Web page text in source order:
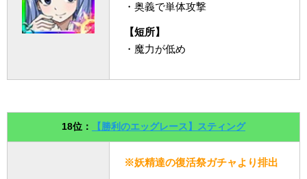
・奥義で単体攻撃
【短所】
・魔力が低め
18位： 【勝利のエッグレース】スティング
※妖精達の復活祭ガチャより排出